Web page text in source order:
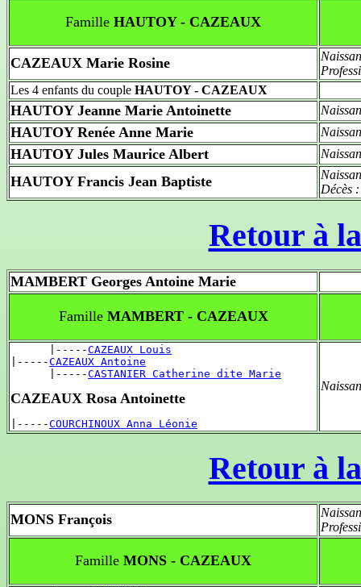
Famille HAUTOY - CAZEAUX
CAZEAUX Marie Rosine
Les 4 enfants du couple HAUTOY - CAZEAUX
HAUTOY Jeanne Marie Antoinette
HAUTOY Renée Anne Marie
HAUTOY Jules Maurice Albert
HAUTOY Francis Jean Baptiste
Décès
Retour à
MAMBERT Georges Antoine Marie
FamilleMAMBERT - CAZEAUX
      |-----
CAZEAUX Louis
|-----CAZEAUX Antoine
      |-----
CASTANIER Catherine dite Marie
CAZEAUX Rosa Antoinette
|-----COURCHINOUX Anna Léonie
Retour à
MONS François
Famille MONS - CAZEAUX